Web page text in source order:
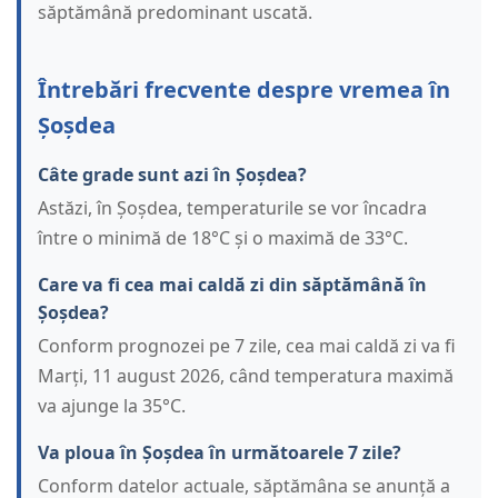
săptămână predominant uscată.
Întrebări frecvente despre vremea în
Șoșdea
Câte grade sunt azi în Șoșdea?
Astăzi, în Șoșdea, temperaturile se vor încadra
între o minimă de 18°C și o maximă de 33°C.
Care va fi cea mai caldă zi din săptămână în
Șoșdea?
Conform prognozei pe 7 zile, cea mai caldă zi va fi
Marți, 11 august 2026, când temperatura maximă
va ajunge la 35°C.
Va ploua în Șoșdea în următoarele 7 zile?
Conform datelor actuale, săptămâna se anunță a